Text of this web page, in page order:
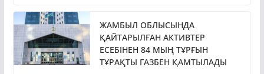
ЖАМБЫЛ ОБЛЫСЫНДА
ҚАЙТАРЫЛҒАН АКТИВТЕР
ЕСЕБІНЕН 84 МЫҢ ТҰРҒЫН
ТҰРАҚТЫ ГАЗБЕН ҚАМТЫЛАДЫ